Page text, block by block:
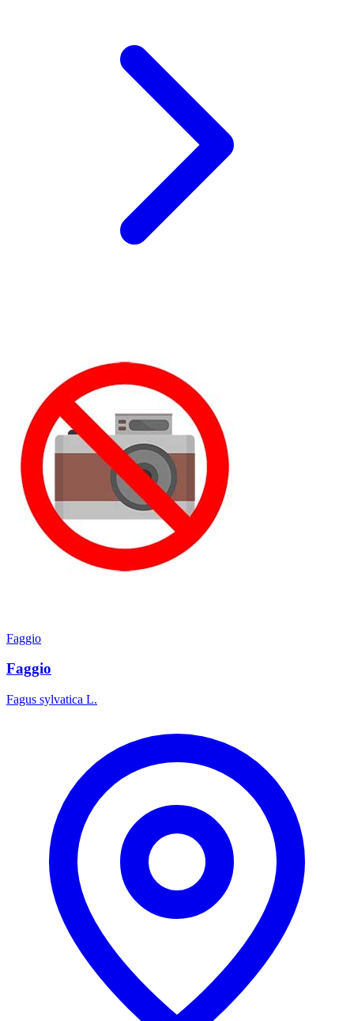
Faggio
Faggio
Fagus sylvatica L.